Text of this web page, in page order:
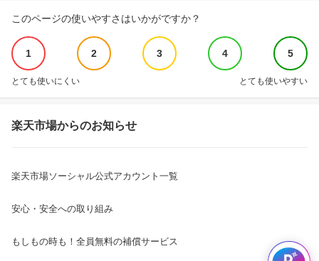
このページの使いやすさはいかがですか？
1 2 3 4 5
とても使いにくい とても使いやすい
楽天市場からのお知らせ
楽天市場ソーシャル公式アカウント一覧
安心・安全への取り組み
もしもの時も！全員無料の補償サービス